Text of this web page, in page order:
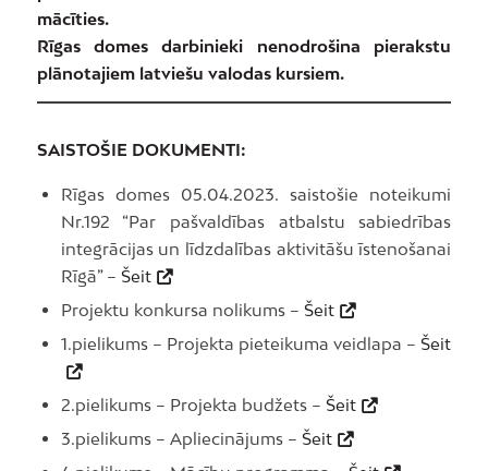
mācīties.
Rīgas domes darbinieki nenodrošina pierakstu
plānotajiem latviešu valodas kursiem.
SAISTOŠIE DOKUMENTI:
Rīgas domes 05.04.2023. saistošie noteikumi
Nr.192 “Par pašvaldības atbalstu sabiedrības
integrācijas un līdzdalības aktivitāšu īstenošanai
Rīgā” – Šeit
Projektu konkursa nolikums – Šeit
1.pielikums – Projekta pieteikuma veidlapa – Šeit
2.pielikums – Projekta budžets – Šeit
3.pielikums – Apliecinājums – Šeit